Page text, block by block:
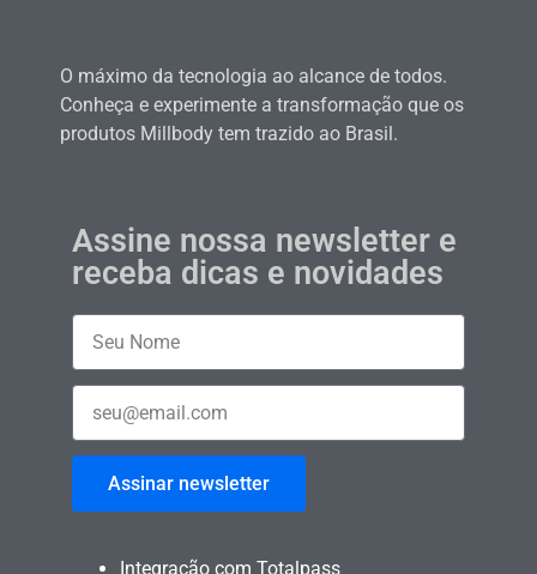
O máximo da tecnologia ao alcance de todos.
Conheça e experimente a transformação que os
produtos Millbody tem trazido ao Brasil.
Assine nossa newsletter e
receba dicas e novidades
Assinar newsletter
Integração com Totalpass